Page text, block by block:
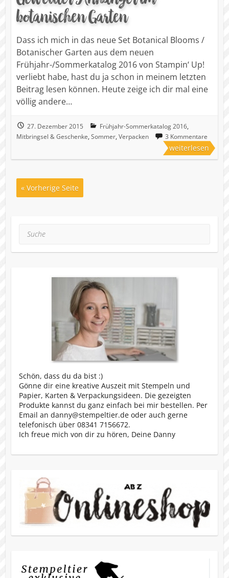
botanischen Garten
Dass ich mich in das neue Set Botanical Blooms /
Botanischer Garten aus dem neuen
Frühjahr-/Sommerkatalog 2016 von Stampin‘ Up!
verliebt habe, hast du ja schon in meinem letzten
Beitrag lesen können. Heute zeige ich dir mal eine
völlig andere…
27. Dezember 2015 Frühjahr-Sommerkatalog 2016,
Mitbringsel & Geschenke, Sommer, Verpacken 3 Kommentare
weiterlesen
« Vorherige Seite
Schön, dass du da bist :)
Gönne dir eine kreative Auszeit mit Stempeln und
Papier, Karten & Verpackungsideen. Die gezeigten
Produkte kannst du ganz einfach bei mir bestellen. Per
Email an danny@stempeltier.de oder auch gerne
telefonisch über 08341 7156672.
Ich freue mich von dir zu hören, Deine Danny